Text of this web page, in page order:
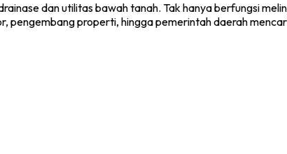
dan utilitas bawah tanah. Tak hanya berfungsi
pengembang properti, hingga pemerintah daerah